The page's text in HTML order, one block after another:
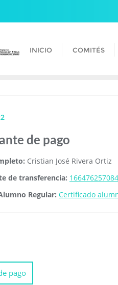
INICIO COMITÉS
de pago
Cristian José Rivera Ortiz
de transferencia:
Regular: Certificado
pago